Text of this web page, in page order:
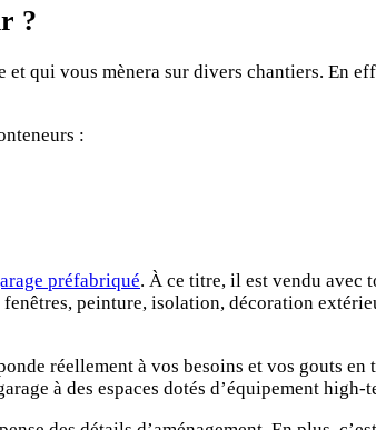
?
qui vous mènera sur divers chantiers. En
:
préfabriqué. À ce titre, il est vendu avec
peinture, isolation, décoration
réellement à vos besoins et vos gouts
à des espaces dotés d’équipement high-